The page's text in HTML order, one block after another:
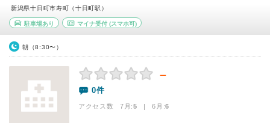
新潟県十日町市寿町（十日町駅）
駐車場あり マイナ受付(スマホ可)
朝（8:30〜）
－
0件
アクセス数 7月:5 | 6月:6